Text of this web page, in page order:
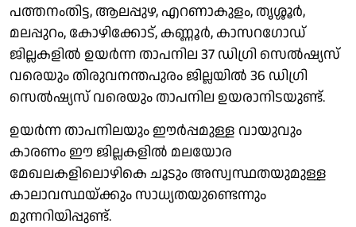
പത്തനംതിട്ട, ആലപ്പുഴ, എറണാകുളം, തൃശ്ശൂർ,
മലപ്പുറം, കോഴിക്കോട്, കണ്ണൂർ, കാസറഗോഡ്
ജില്ലകളിൽ ഉയർന്ന താപനില 37 ഡിഗ്രി സെൽഷ്യസ്
വരെയും തിരുവനന്തപുരം ജില്ലയിൽ 36 ഡിഗ്രി
സെൽഷ്യസ് വരെയും താപനില ഉയരാനിടയുണ്ട്.
ഉയർന്ന താപനിലയും ഈർപ്പമുള്ള വായുവും
കാരണം ഈ ജില്ലകളിൽ മലയോര
മേഖലകളിലൊഴികെ ചൂടും അസ്വസ്ഥതയുമുള്ള
കാലാവസ്ഥയ്ക്കും സാധ്യതയുണ്ടെന്നും
മുന്നറിയിപ്പുണ്ട്.